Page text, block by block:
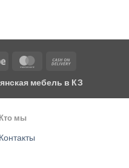
Stripe MasterCard
Delivery
мебель в КЗ
Кто мы
Контакты